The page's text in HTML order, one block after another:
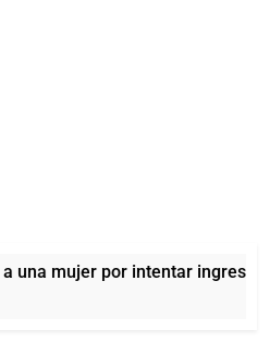
una mujer por intentar ingresar